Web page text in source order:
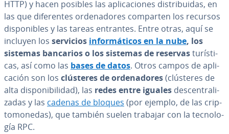
HTTP) y hacen posibles las apli­ca­cio­nes di­s­tri­bui­das, en
las que di­fe­re­n­tes or­de­na­do­res comparten los recursos
di­s­po­ni­bles y las tareas entrantes. Entre otras, aquí se
incluyen los servicios in­fo­r­má­ti­cos en la nube, los
sistemas bancarios o los sistemas de reservastu­rí­s­ti­
cas, así como las bases de datos. Otros campos de apli­
ca­ción son los clústeres de or­de­na­do­res(clústeres de
alta di­s­po­ni­bi­li­dad), las redes entre iguales de­s­ce­n­tra­li­
za­das y las cadenas de bloques (por ejemplo, de las cri­p­
to­mo­ne­das), que también suelen trabajar con la te­c­no­lo­
gía RPC.